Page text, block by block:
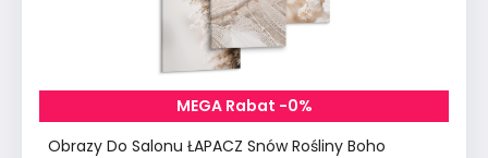
MEGA Rabat -0%
Obrazy Do Salonu ŁAPACZ Snów Rośliny Boho